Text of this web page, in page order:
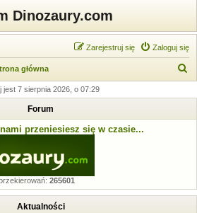
Dinozaury.com
Zaloguj się
Zarejestruj się
główna
k
jest 7 sierpnia 2026, o 07:29
Forum
przeniesiesz się w czasie...
265601
Aktualności